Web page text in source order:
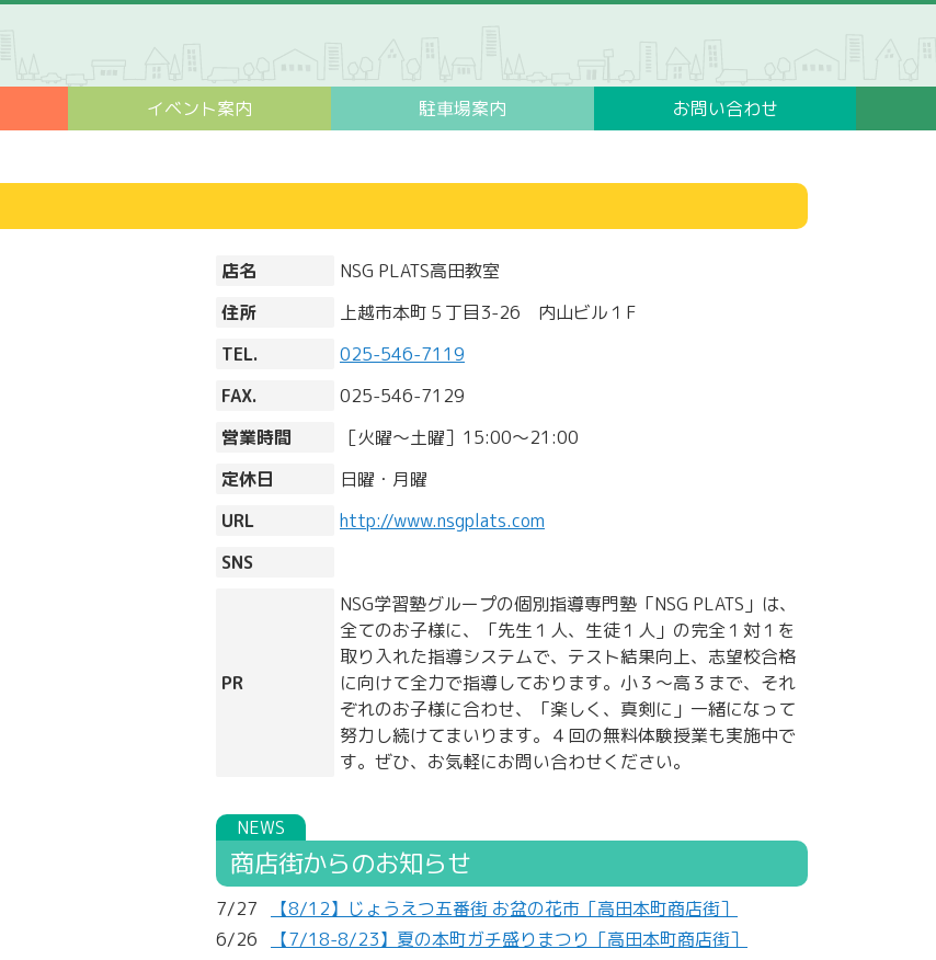
イベント案内 駐車場案内 お問い合わせ
店名
NSG PLATS高田教室
住所
上越市本町５丁目3-26 内山ビル１F
TEL.
025-546-7119
FAX.
025-546-7129
営業時間
［火曜～土曜］15:00～21:00
定休日
日曜・月曜
URL
http://www.nsgplats.com
SNS
PR
NSG学習塾グループの個別指導専門塾「NSG PLATS」は、
全てのお子様に、「先生１人、生徒１人」の完全１対１を
取り入れた指導システムで、テスト結果向上、志望校合格
に向けて全力で指導しております。小３～高３まで、それ
ぞれのお子様に合わせ、「楽しく、真剣に」一緒になって
努力し続けてまいります。４回の無料体験授業も実施中で
す。ぜひ、お気軽にお問い合わせください。
商店街からのお知らせ
7/27
【8/12】じょうえつ五番街 お盆の花市［高田本町商店街］
6/26
【7/18-8/23】夏の本町ガチ盛りまつり［高田本町商店街］